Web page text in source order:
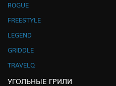
ROGUE
FREESTYLE
LEGEND
GRIDDLE
TRAVELQ
УГОЛЬНЫЕ ГРИЛИ